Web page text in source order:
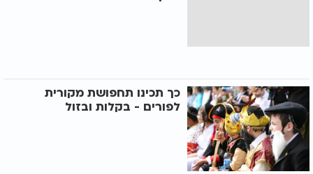
כך תכינו תחפושת מקורית
לפורים - בקלות ובזול